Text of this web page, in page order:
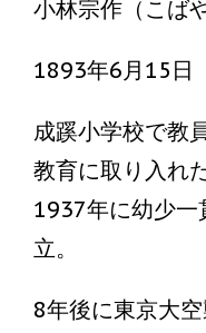
小林宗作（こば
1893年6月15日
成蹊小学校で教
教育に取り入れ
1937年に幼少一
立。
8年後に東京大